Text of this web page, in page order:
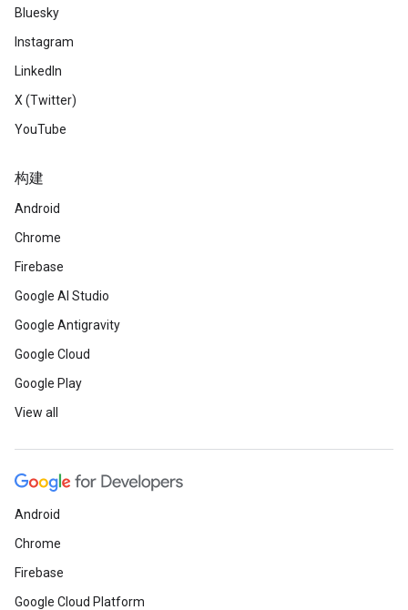
Bluesky
Instagram
LinkedIn
X (Twitter)
YouTube
构建
Android
Chrome
Firebase
Google AI Studio
Google Antigravity
Google Cloud
Google Play
View all
Android
Chrome
Firebase
Google Cloud Platform